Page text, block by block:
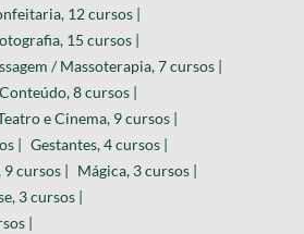
12 cursos |
15 cursos |
/ Massoterapia, 7 cursos |
8 cursos |
e Cinema, 9 cursos |
| Gestantes, 4 cursos |
cursos | Mágica, 3 cursos |
3 cursos |
|